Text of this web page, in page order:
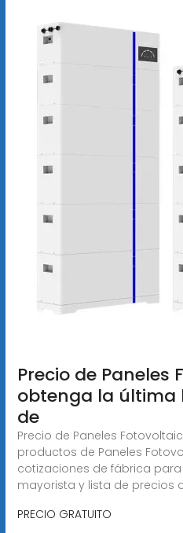
Precio de Paneles
obtenga la última
de
Precio de Paneles
productos de Paneles
cotizaciones de fábrica para
mayorista y lista de precios
PRECIO GRATUITO